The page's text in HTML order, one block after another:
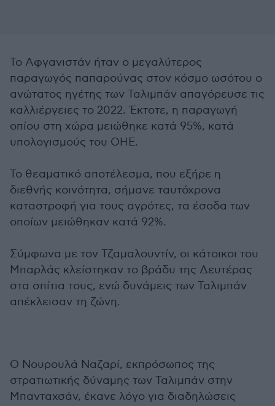
Το Αφγανιστάν ήταν ο μεγαλύτερος
παραγωγός παπαρούνας στον κόσμο ωσότου ο
ανώτατος ηγέτης των Ταλιμπάν απαγόρευσε τις
καλλιέργειες το 2022. Έκτοτε, η παραγωγή
οπίου στη χώρα μειώθηκε κατά 95%, κατά
υπολογισμούς του ΟΗΕ.
Το θεαματικό αποτέλεσμα, που εξήρε η
διεθνής κοινότητα, σήμανε ταυτόχρονα
καταστροφή για τους αγρότες, τα έσοδα των
οποίων μειώθηκαν κατά 92%.
Σύμφωνα με τον Τζαμαλουντίν, οι κάτοικοι του
Μπαρλάς κλείστηκαν το βράδυ της Δευτέρας
στα σπίτια τους, ενώ δυνάμεις των Ταλιμπάν
απέκλεισαν τη ζώνη.
Ο Νουρουλά Ναζαρί, εκπρόσωπος της
στρατιωτικής δύναμης των Ταλιμπάν στην
Μπανταχσάν, έκανε λόγο για διαδηλώσεις